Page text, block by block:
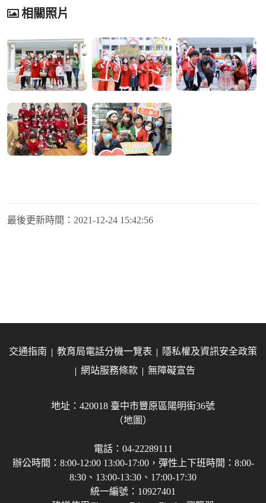
相關照片
最後更新時間： 2021-12-24 15:42:56
交通指南 教育局電話分機一覽表
隱私權及資訊安全政策
網站服務條款
無障礙宣告
地址：420018 臺中市豐原區陽明街36號
（地圖）
電話：04-22289111
辦公時間：8:00-12:00 13:00-17:00，彈性上下班時間：8:00-
8:30、13:00-13:30、17:00-17:30
統一編號：10927401